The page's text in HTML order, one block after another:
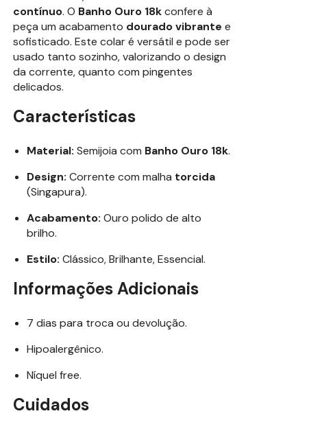
contínuo. O Banho Ouro 18kconfere à
peça um acabamento dourado vibrante e
sofisticado. Este colar é versátil e pode ser
usado tanto sozinho, valorizando o design
da corrente, quanto com pingentes
delicados.
Características
Material: Semijoia com Banho Ouro 18k.
Design: Corrente com malha torcida
(Singapura).
Acabamento: Ouro polido de alto
brilho.
Estilo: Clássico, Brilhante, Essencial.
Informações Adicionais
7 dias para troca ou devolução.
Hipoalergênico.
Níquel free.
Cuidados